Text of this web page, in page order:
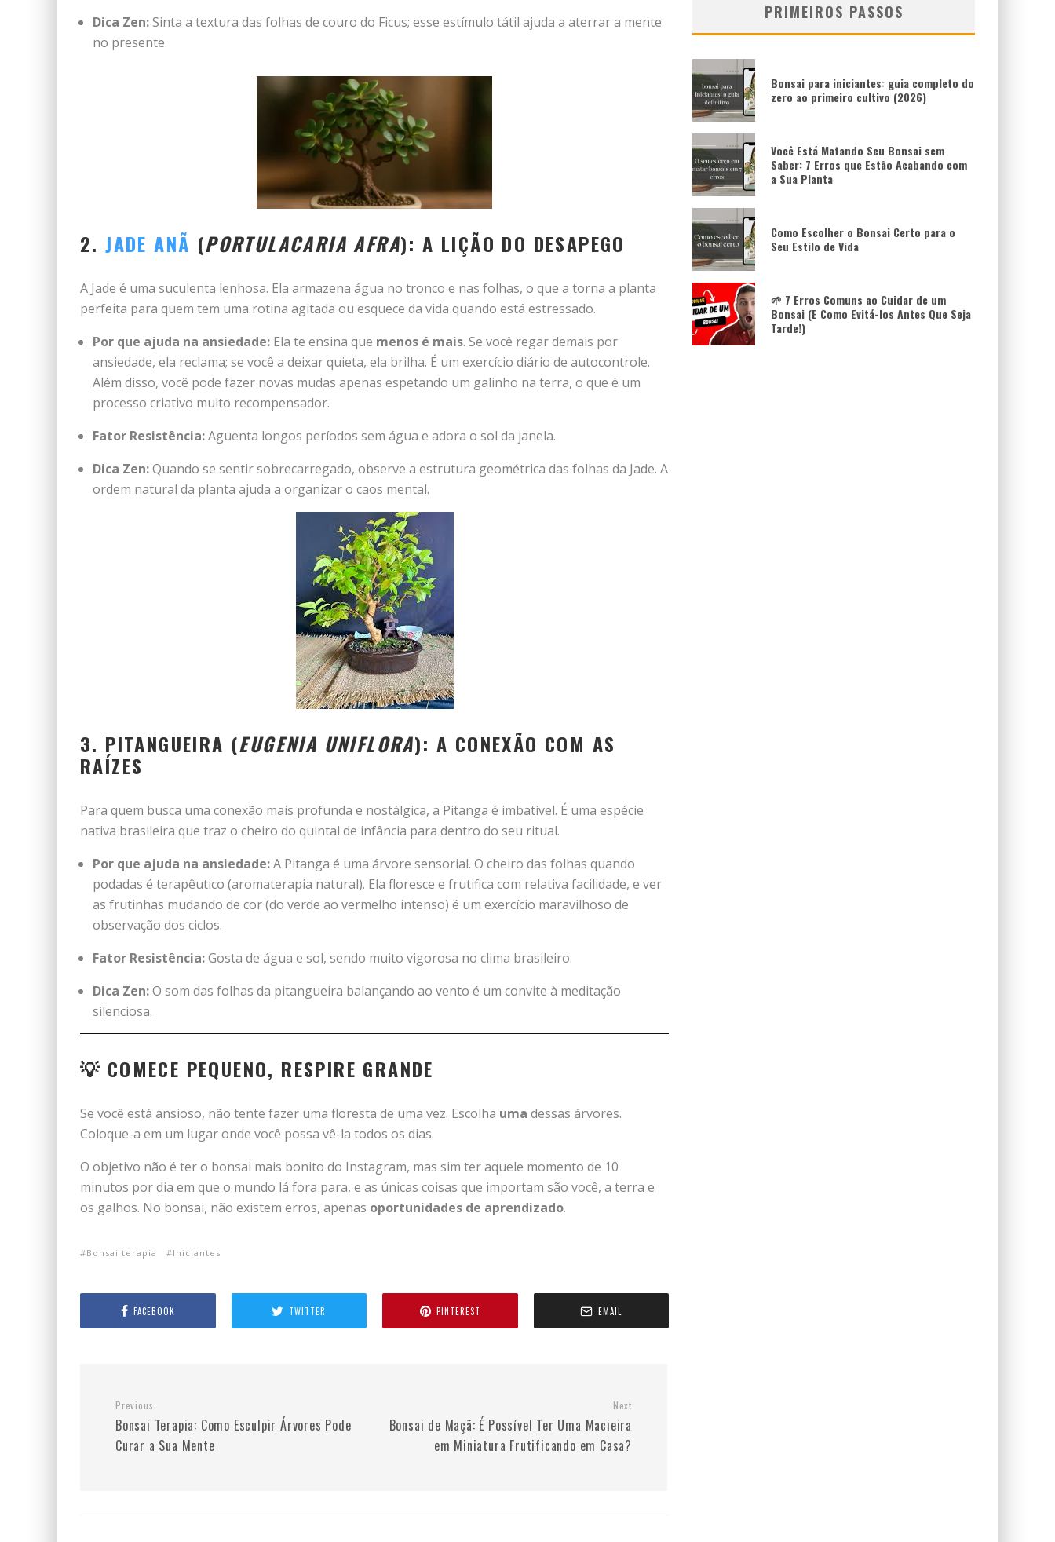
Dica Zen:Sinta a textura das folhas de couro do Ficus; esse estímulo tátil ajuda a aterrar a mente
no presente.
2.JADE ANÃ (PORTULACARIA AFRA): A LIÇÃO DO DESAPEGO
A Jade é uma suculenta lenhosa. Ela armazena água no tronco e nas folhas, o que a torna a planta
perfeita para quem tem uma rotina agitada ou esquece da vida quando está estressado.
Por que ajuda na ansiedade: Ela te ensina que menos é mais. Se você regar demais por
ansiedade, ela reclama; se você a deixar quieta, ela brilha. É um exercício diário de autocontrole.
Além disso, você pode fazer novas mudas apenas espetando um galinho na terra, o que é um
processo criativo muito recompensador.
Fator Resistência:Aguenta longos períodos sem água e adora o sol da janela.
Dica Zen:Quando se sentir sobrecarregado, observe a estrutura geométrica das folhas da Jade. A
ordem natural da planta ajuda a organizar o caos mental.
3. PITANGUEIRA (EUGENIA UNIFLORA): A CONEXÃO COM AS
RAÍZES
Para quem busca uma conexão mais profunda e nostálgica, a Pitanga é imbatível. É uma espécie
nativa brasileira que traz o cheiro do quintal de infância para dentro do seu ritual.
Por que ajuda na ansiedade:A Pitanga é uma árvore sensorial. O cheiro das folhas quando
podadas é terapêutico (aromaterapia natural). Ela floresce e frutifica com relativa facilidade, e ver
as frutinhas mudando de cor (do verde ao vermelho intenso) é um exercício maravilhoso de
observação dos ciclos.
Fator Resistência:Gosta de água e sol, sendo muito vigorosa no clima brasileiro.
Dica Zen:O som das folhas da pitangueira balançando ao vento é um convite à meditação
silenciosa.
💡 COMECE PEQUENO, RESPIRE GRANDE
Se você está ansioso, não tente fazer uma floresta de uma vez. Escolha uma dessas árvores.
Coloque-a em um lugar onde você possa vê-la todos os dias.
O objetivo não é ter o bonsai mais bonito do Instagram, mas sim ter aquele momento de 10
minutos por dia em que o mundo lá fora para, e as únicas coisas que importam são você, a terra e
os galhos. No bonsai, não existem erros, apenas oportunidades de aprendizado.
Bonsai terapia Iniciantes
FACEBOOK TWITTER PINTEREST EMAIL
Previous
Bonsai Terapia: Como Esculpir Árvores Pode
Curar a Sua Mente
Next
Bonsai de Maçã: É Possível Ter Uma Macieira
em Miniatura Frutificando em Casa?
PRIMEIROS PASSOS
Bonsai para iniciantes: guia completo do
zero ao primeiro cultivo (2026)
Você Está Matando Seu Bonsai sem
Saber: 7 Erros que Estão Acabando com
a Sua Planta
Como Escolher o Bonsai Certo para o
Seu Estilo de Vida
🌱 7 Erros Comuns ao Cuidar de um
Bonsai (E Como Evitá-los Antes Que Seja
Tarde!)